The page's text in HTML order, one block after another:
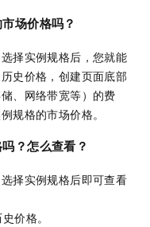
场价格吗？
择实例规格后，您就能
史价格，创建页面底部
、网络带宽等）的费
规格的市场价格。
？怎么查看？
择实例规格后即可查看
价格。